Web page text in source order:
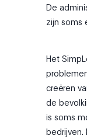
De
zijn soms
Het
creëren
de
is soms
bedrijven.